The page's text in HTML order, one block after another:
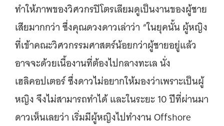
ทำให้ภาพของวิศวกรปิโตรเลียมดูเป็นงานของผู้ชาย
เสียมากกว่า ซึ่งคุณดวงดาวเล่าว่า “ในยุคนั้น ผู้หญิง
ที่เข้าคณะวิศวกรรมศาสตร์น้อยกว่าผู้ชายอยู่แล้ว
อาจจะด้วยเนื้องานที่ต้องไปกลางทะเล นั่ง
เฮลิคอปเตอร์ ซึ่งดาวไม่อยากให้มองว่าเพราะเป็นผู้
หญิง จึงไม่สามารถทำได้ และในระยะ 10 ปีที่ผ่านมา
ดาวเห็นเลยว่า เริ่มมีผู้หญิงไปทำงาน Offshore